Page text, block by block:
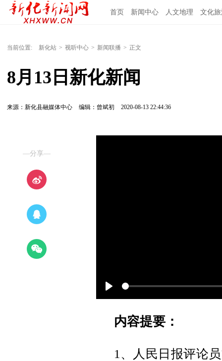
首页 新闻中心 人文地理 文化
当前位置: 新化站 > 视听中心 > 新闻联播 > 正文
8月13日新化新闻
来源：新化县融媒体中心 编辑：曾斌初 2020-08-13 22:44:36
—分享—
Play
内容提要：
1、人民日报评论